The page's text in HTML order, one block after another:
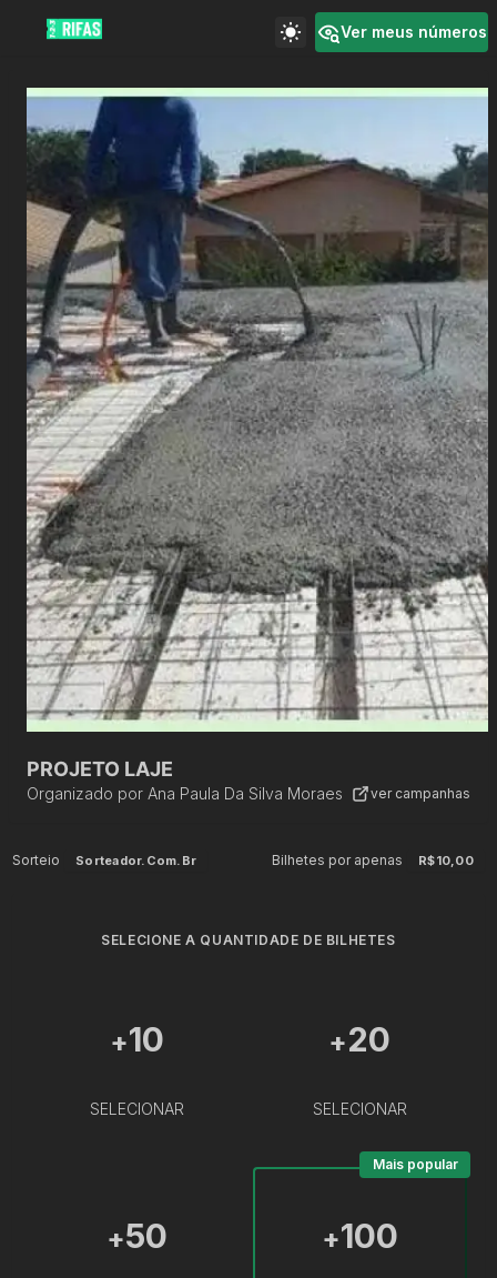
Ver meus números
PROJETO LAJE
Organizado por Ana Paula Da Silva Moraes ver campanhas
Sorteio Sorteador.com.br Bilhetes por apenas R$10,00
SELECIONE A QUANTIDADE DE BILHETES
+10
SELECIONAR
+20
SELECIONAR
+50 +100
Mais popular